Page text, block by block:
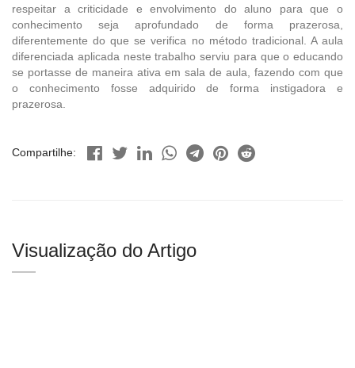
respeitar a criticidade e envolvimento do aluno para que o
conhecimento seja aprofundado de forma prazerosa,
diferentemente do que se verifica no método tradicional. A aula
diferenciada aplicada neste trabalho serviu para que o educando
se portasse de maneira ativa em sala de aula, fazendo com que
o conhecimento fosse adquirido de forma instigadora e
prazerosa.
Compartilhe:
Visualização do Artigo